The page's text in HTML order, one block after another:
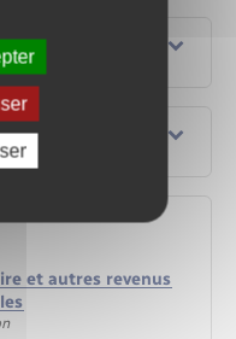
et autres revenus